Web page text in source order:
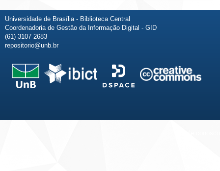
Universidade de Brasília - Biblioteca Central
Coordenadoria de Gestão da Informação Digital - GID
(61) 3107-2683
repositorio@unb.br